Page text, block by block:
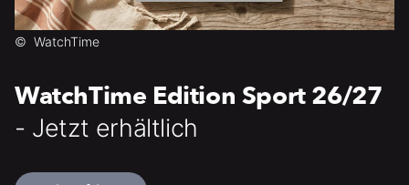
© WatchTime
WatchTime Edition Sport 26/27
- Jetzt erhältlich